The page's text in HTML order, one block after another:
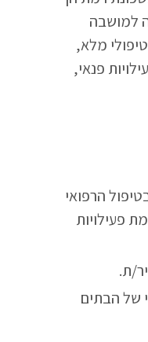
למושבה
מלא,
פנאי,
הרפואי
פעילויות
ת.
של הבתים